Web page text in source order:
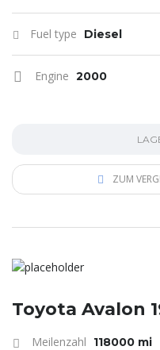
Fuel type Diesel
Engine 2000
ZUM
Toyota Avalon
Meilenzahl 118000 mi